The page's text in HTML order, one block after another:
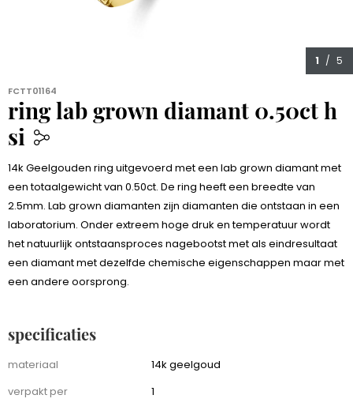
1 / 5
FCTT01164
ring lab grown diamant 0.50ct h
si
959,00
14k Geelgouden ring uitgevoerd met een lab grown diamant met
een totaalgewicht van 0.50ct. De ring heeft een breedte van
2.5mm. Lab grown diamanten zijn diamanten die ontstaan in een
laboratorium. Onder extreem hoge druk en temperatuur wordt
het natuurlijk ontstaansproces nagebootst met als eindresultaat
een diamant met dezelfde chemische eigenschappen maar met
een andere oorsprong.
specificaties
specificaties
materiaal
14k geelgoud
verpakt per
1